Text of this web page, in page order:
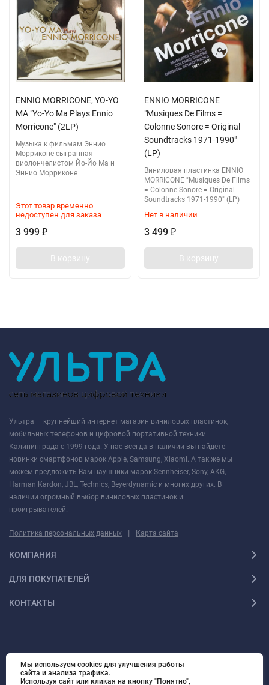
ENNIO MORRICONE, YO-YO
MA "Yo-Yo Ma Plays Ennio
Morricone" (2LP)
Музыка к фильмам Эннио
Морриконе сыгранная
виолончелистом Йо-Йо Ма и
Эннио Морриконе
Этот товар временно
недоступен для заказа
3 999 ₽
В корзину
ENNIO MORRICONE
"Musiques De Films =
Colonne Sonore = Original
Soundtracks 1971-1990"
(LP)
Виниловая пластинка ENNIO
MORRICONE "Musiques De Films
= Colonne Sonore = Original
Soundtracks 1971-1990" (LP)
Нет в наличии
3 499 ₽
В корзину
Ультра — крупнейший интернет магазин виниловых пластинок,
мобильных телефонов и цифровой портативной техники
Калининграда с 1999 года. У нас всегда в наличии вы найдете
новинки смартфонов марок Apple, Samsung, Xiaomi. А так же мы
можем предложить Вам наушники марок Sennheiser, Sony, AKG,
Harman Kardon, JBL, Technics, Beyerdynamic и многих других. В
наличии огромный выбор виниловых пластинок и
проигрывателей.
Политика персональных данных | Карта сайта
КОМПАНИЯ
ДЛЯ ПОКУПАТЕЛЕЙ
КОНТАКТЫ
© 2010 - 2026 Ультра Все права защищены Ультра - Калининградский
интернет-магазин. Все права защищены.
Мы используем cookies для улучшения работы
сайта и анализа трафика.
Используя сайт или кликая на кнопку "Понятно",